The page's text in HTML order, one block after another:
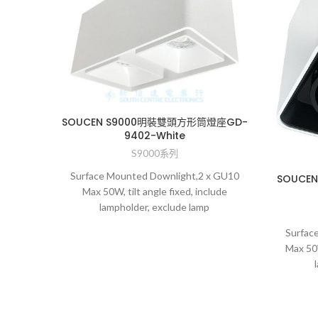
SOUCEN S9000明裝雙頭方形筒燈座GD-
9402-White
S9000系列
Surface Mounted Downlight,2 x GU10
Max 50W, tilt angle fixed, include
lampholder, exclude lamp
Max